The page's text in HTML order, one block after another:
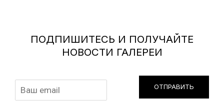
ПОДПИШИТЕСЬ И ПОЛУЧАЙТЕ
НОВОСТИ ГАЛЕРЕИ
ОТПРАВИТЬ